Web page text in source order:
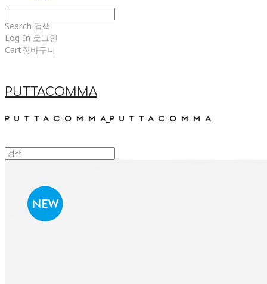
Search 검색
Log In 로그인
Cart장바구니
PUTTACOMMA